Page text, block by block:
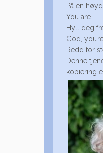
På en
You are
Hyll deg
God,
Redd for
Denne
kopiering